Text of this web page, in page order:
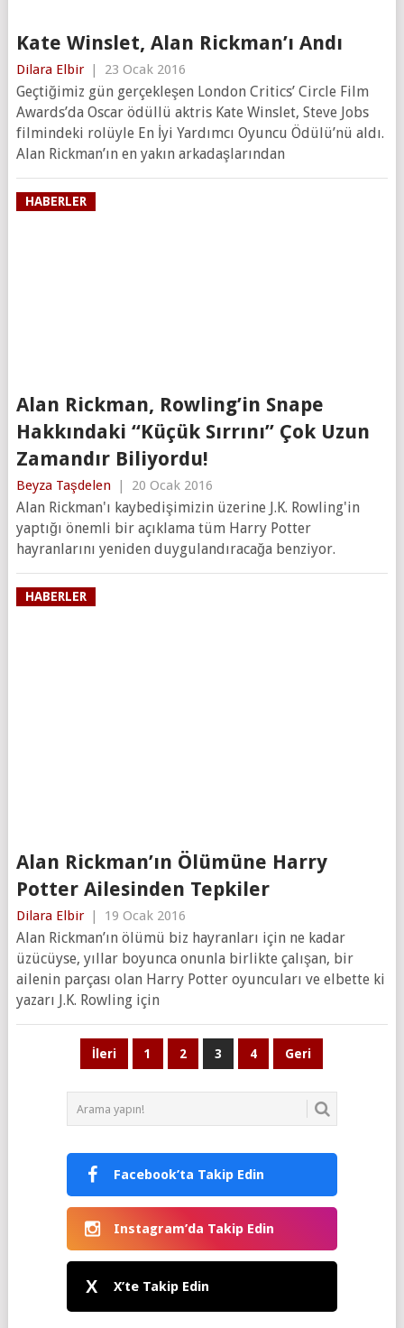
Kate Winslet, Alan Rickman’ı Andı
Dilara Elbir | 23 Ocak 2016
Geçtiğimiz gün gerçekleşen London Critics’ Circle Film
Awards’da Oscar ödüllü aktris Kate Winslet, Steve Jobs
filmindeki rolüyle En İyi Yardımcı Oyuncu Ödülü’nü aldı.
Alan Rickman’ın en yakın arkadaşlarından
HABERLER
Alan Rickman, Rowling’in Snape
Hakkındaki “Küçük Sırrını” Çok Uzun
Zamandır Biliyordu!
Beyza Taşdelen | 20 Ocak 2016
Alan Rickman'ı kaybedişimizin üzerine J.K. Rowling'in
yaptığı önemli bir açıklama tüm Harry Potter
hayranlarını yeniden duygulandıracağa benziyor.
HABERLER
Alan Rickman’ın Ölümüne Harry
Potter Ailesinden Tepkiler
Dilara Elbir | 19 Ocak 2016
Alan Rickman’ın ölümü biz hayranları için ne kadar
üzücüyse, yıllar boyunca onunla birlikte çalışan, bir
ailenin parçası olan Harry Potter oyuncuları ve elbette ki
yazarı J.K. Rowling için
İleri 1 2 3 4 Geri
Facebook’ta Takip Edin
Instagram’da Takip Edin
X X’te Takip Edin